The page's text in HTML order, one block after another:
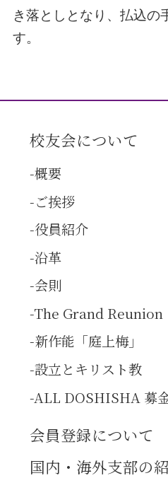
き落としとなり、払込の
す。
校友会について
概要
ご挨拶
役員紹介
沿革
会則
The Grand Reunion
新作能「庭上梅」
設立とキリスト教
ALL DOSHISHA 募
会員登録について
国内・海外支部の